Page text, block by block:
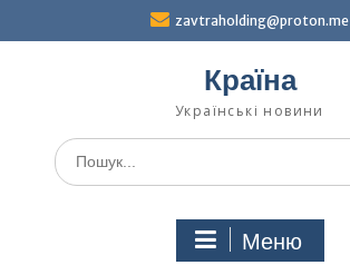
zavtraholding@proton.me
Країна
Українські новини
Шукати:
Меню